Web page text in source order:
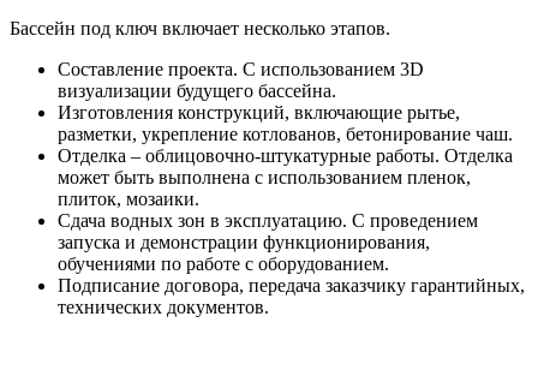
Бассейн под ключ включает несколько этапов.
Составление проекта. С использованием 3D
визуализации будущего бассейна.
Изготовления конструкций, включающие рытье,
разметки, укрепление котлованов, бетонирование чаш.
Отделка – облицовочно-штукатурные работы. Отделка
может быть выполнена с использованием пленок,
плиток, мозаики.
Сдача водных зон в эксплуатацию. С проведением
запуска и демонстрации функционирования,
обучениями по работе с оборудованием.
Подписание договора, передача заказчику гарантийных,
технических документов.